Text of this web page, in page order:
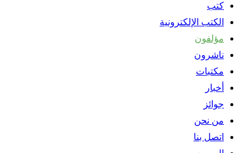
كتب
الكتب الإلكترونية
مؤلفون
ناشرون
مكتبات
أخبار
جوائز
من نحن
اتصل بنا